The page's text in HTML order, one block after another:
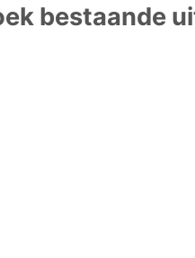
bestaande